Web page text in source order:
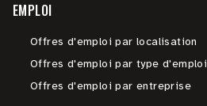
EMPLOI
Offres d'emploi par localisation
Offres d'emploi par type d'emploi
Offres d'emploi par entreprise